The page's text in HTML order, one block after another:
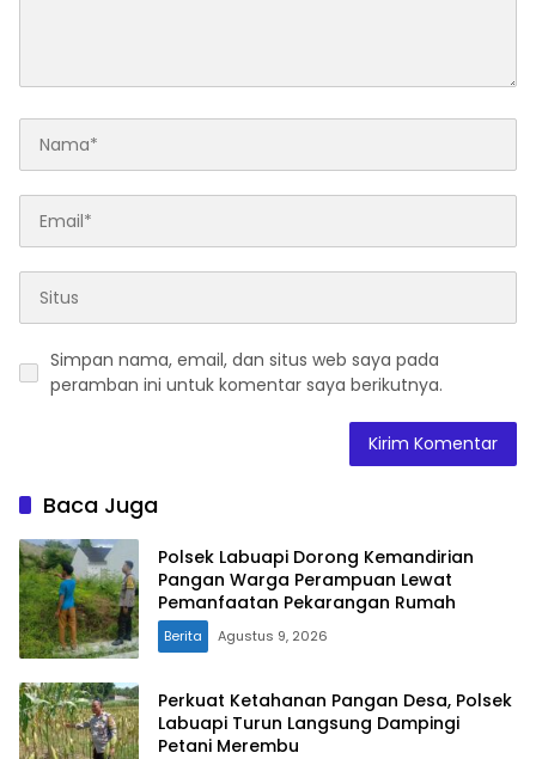
Simpan nama, email, dan situs web saya pada
peramban ini untuk komentar saya berikutnya.
Baca Juga
Polsek Labuapi Dorong Kemandirian
Pangan Warga Perampuan Lewat
Pemanfaatan Pekarangan Rumah
Berita Agustus 9, 2026
Perkuat Ketahanan Pangan Desa, Polsek
Labuapi Turun Langsung Dampingi
Petani Merembu